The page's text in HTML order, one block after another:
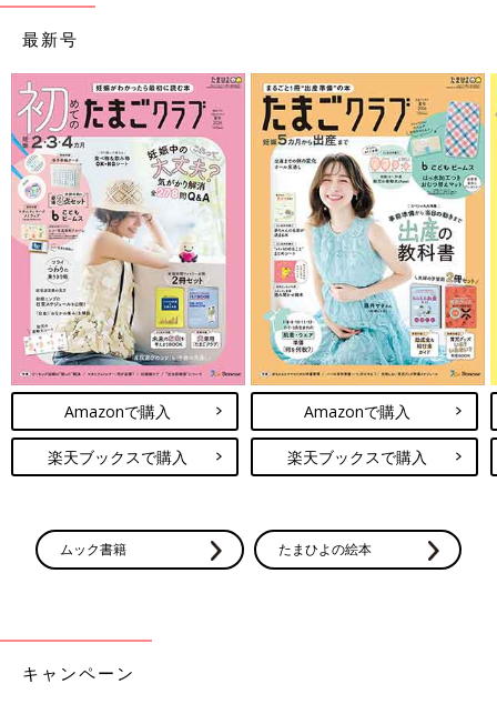
始めました♪
げる次女！(笑)
ボールプールで遊んでいるときに男の子が飛び込んできたら、必
死にボールをかきわけて私のもとへ。そんなに露骨に避けたらか
わいそうだってば！相手のお母さんに謝られてしまいましたが、
こちらこそ本当にすみませんー！！
まぁ、いきなり「同年代の子と仲良く遊べ！」なんて、そりゃ無
理ですよね～。
これからは、週１回！…は、ちょっと難しそうだけど、せめて月
に２～３回くらいは通いたいです♪
次回に続く。
[10年ぶりに出産しました]記事一覧
たまひよONLINEの育児マンガ一覧はこちら
最新号
Amazonで購入
楽天ブックスで購入
Amazonで購入
楽天ブックスで購入
ムック書籍 たまひよの絵本
キャンペーン